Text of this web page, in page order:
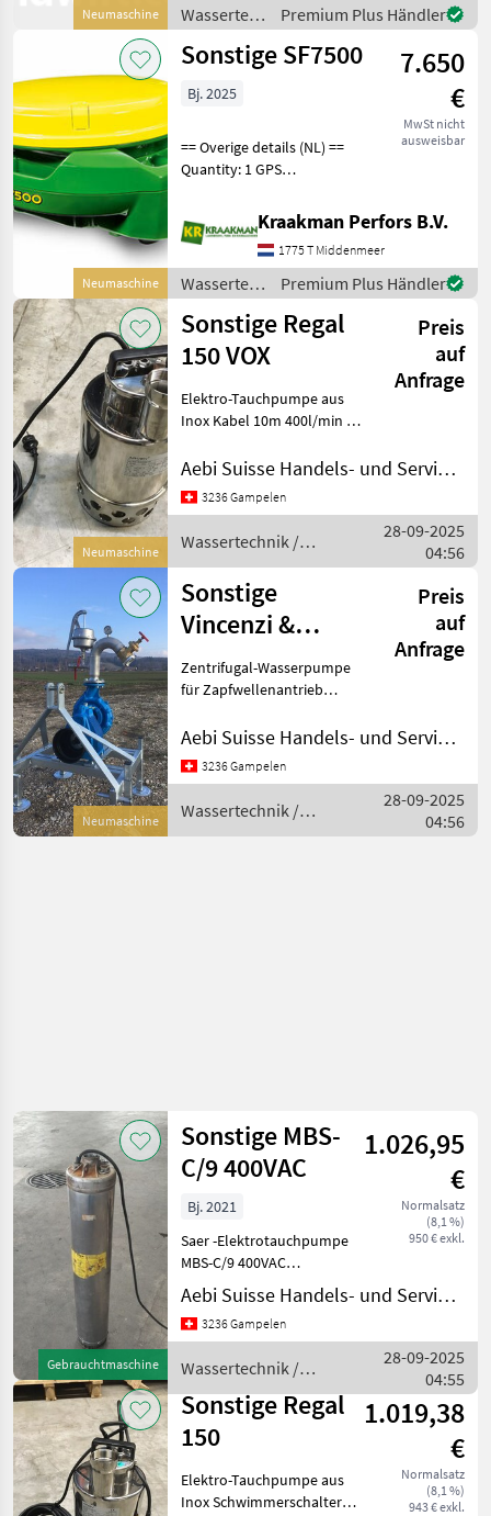
Neumaschine
Tauchpumpe
Wassertechnik
/ Sonstige
Premium Plus Händler
Neumaschine
Sonstige SF7500
7.650
€
MwSt nicht
ausweisbar
Bj. 2025
== Overige details (NL) ==
Quantity: 1 GPS
Permanent Ready Exclusief
RTK Radio Nieuw
Wassertechnik Pumpe oder
Tauchpumpe
Kraakman Perfors B.V.
1775 T Middenmeer
Wassertechnik
/ Sonstige
Premium Plus Händler
Neumaschine
Sonstige Regal
150 VOX
Preis
auf
Anfrage
Elektro-Tauchpumpe aus
Inox Kabel 10m 400l/min =
30mm Strom 50Hz 230V
30mm El.Schutzgrad IP68
Aebi Suisse Handels- und Serviceorganisation SA
3236 Gampelen
Wassertechnik /
Sonstige
28-09-2025
04:56
Neumaschine
Sonstige
Vincenzi &
Gibertini PDF
Preis
auf
Anfrage
Zentrifugal-Wasserpumpe
für Zapfwellenantrieb
Art.Nr.: VO013600 Besuchen
Ausstellungen in Gampelen
Aebi Suisse Handels- und Serviceorganisation SA
3236 Gampelen
Wassertechnik /
Sonstige
28-09-2025
04:56
Gebrauchtmaschine
Sonstige MBS-
C/9 400VAC
1.026,95
€
Normalsatz
(8,1 %)
950 € exkl.
Bj. 2021
Saer -Elektrotauchpumpe
MBS-C/9 400VAC
Beschreibung: Mit Unten
Absaugung 9.1 Ah 200 l
/min 8 bar 250 l/min 5 bar
Maschine:
Aebi Suisse Handels- und Serviceorganisation SA
3236 Gampelen
Wassertechnik /
Sonstige
28-09-2025
04:55
Sonstige Regal
150
1.019,38
€
Normalsatz
(8,1 %)
943 € exkl.
Elektro-Tauchpumpe aus
Inox Schwimmerschalter